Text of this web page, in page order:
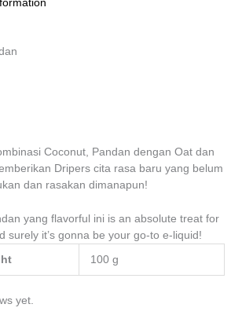
Coconut, Pandan dengan Oat dan
Dripers cita rasa baru yang belum
dan rasakan dimanapun!
yang flavorful ini is an absolute treat for
surely it’s gonna be your go-to e-liquid!
100 g
yet.